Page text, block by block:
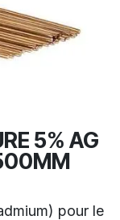
5% AG
pour le